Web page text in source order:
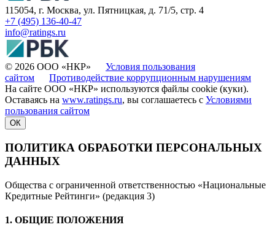
115054, г. Москва, ул. Пятницкая, д. 71/5, стр. 4
+7 (495) 136-40-47
info@ratings.ru
© 2026 ООО «НКР» Условия пользования
сайтом
Противодействие коррупционным нарушениям
На сайте ООО «НКР» используются файлы cookie (куки).
Оставаясь на www.ratings.ru, вы соглашаетесь с Условиями
пользования сайтом
ОК
ПОЛИТИКА ОБРАБОТКИ ПЕРСОНАЛЬНЫХ
ДАННЫХ
Общества с ограниченной ответственностью «Национальные
Кредитные Рейтинги» (редакция 3)
1. ОБЩИЕ ПОЛОЖЕНИЯ